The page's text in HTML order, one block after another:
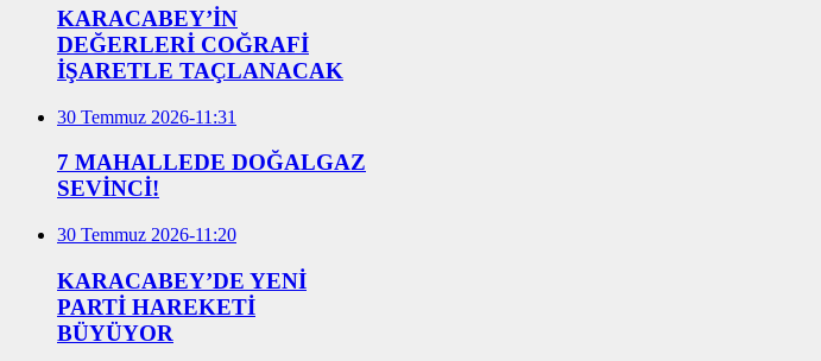
KARACABEY’İN
DEĞERLERİ COĞRAFİ
İŞARETLE TAÇLANACAK
30 Temmuz 2026-11:31
7 MAHALLEDE DOĞALGAZ
SEVİNCİ!
30 Temmuz 2026-11:20
KARACABEY’DE YENİ
PARTİ HAREKETİ
BÜYÜYOR